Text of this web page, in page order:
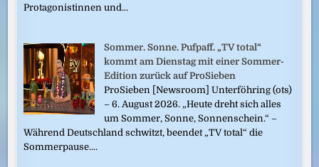
Protagonistinnen und...
Sommer. Sonne. Pufpaff. „TV total“
kommt am Dienstag mit einer Sommer-
Edition zurück auf ProSieben
ProSieben [Newsroom] Unterföhring (ots)
– 6. August 2026. „Heute dreht sich alles
um Sommer, Sonne, Sonnenschein.“ –
Während Deutschland schwitzt, beendet „TV total“ die
Sommerpause....